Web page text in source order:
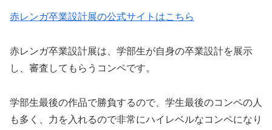
赤レンガ卒業設計展の公式サイトはこちら
赤レンガ卒業設計展は、学部生が自身の卒業設計を展示
し、審査してもらうコンペです。
学部生最後の作品で勝負するので、学生最後のコンペの人
も多く、力を入れるので非常にハイレベルなコンペになり